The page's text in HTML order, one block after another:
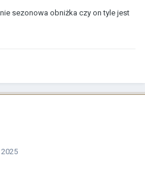
sezonowa obniżka czy on tyle jest